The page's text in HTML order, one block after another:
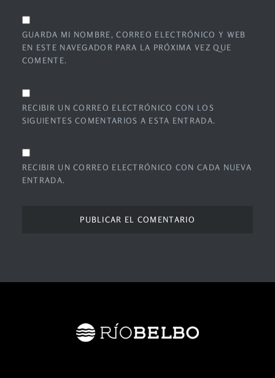
GUARDA MI NOMBRE, CORREO ELECTRÓNICO Y WEB
EN ESTE NAVEGADOR PARA LA PRÓXIMA VEZ QUE
COMENTE.
RECIBIR UN CORREO ELECTRÓNICO CON LOS
SIGUIENTES COMENTARIOS A ESTA ENTRADA.
RECIBIR UN CORREO ELECTRÓNICO CON CADA NUEVA
ENTRADA.